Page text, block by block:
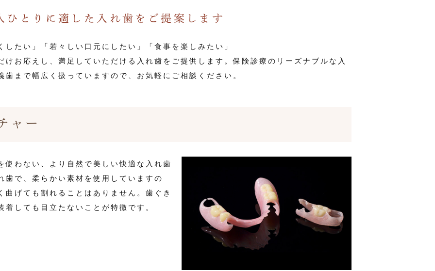
ひとりに適した入れ歯をご提案します
たい」「若々しい口元にしたい」「食事を楽しみたい」
けお応えし、満足していただける入れ歯をご提供します。保険診療のリーズナブルな入
まで幅広く扱っていますので、お気軽にご相談ください。
ャー
使わない、より自然で美しい快適な入れ歯
歯で、柔らかい素材を使用していますの
げても割れることはありません。歯ぐき
しても目立たないことが特徴です。